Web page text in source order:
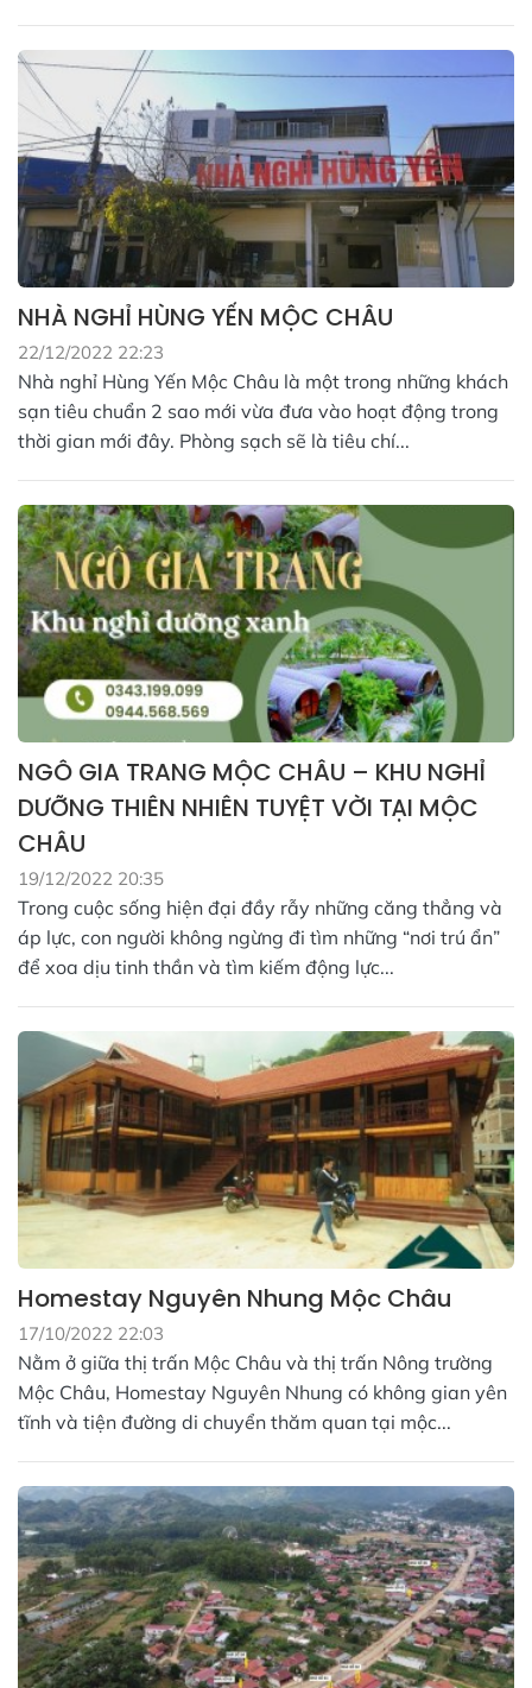
NHÀ NGHỈ HÙNG YẾN MỘC CHÂU
22/12/2022 22:23
Nhà nghỉ Hùng Yến Mộc Châu là một trong những khách
sạn tiêu chuẩn 2 sao mới vừa đưa vào hoạt động trong
thời gian mới đây. Phòng sạch sẽ là tiêu chí...
NGÔ GIA TRANG MỘC CHÂU – KHU NGHỈ
DƯỠNG THIÊN NHIÊN TUYỆT VỜI TẠI MỘC
CHÂU
19/12/2022 20:35
Trong cuộc sống hiện đại đầy rẫy những căng thẳng và
áp lực, con người không ngừng đi tìm những “nơi trú ẩn”
để xoa dịu tinh thần và tìm kiếm động lực...
Homestay Nguyên Nhung Mộc Châu
17/10/2022 22:03
Nằm ở giữa thị trấn Mộc Châu và thị trấn Nông trường
Mộc Châu, Homestay Nguyên Nhung có không gian yên
tĩnh và tiện đường di chuyển thăm quan tại mộc...